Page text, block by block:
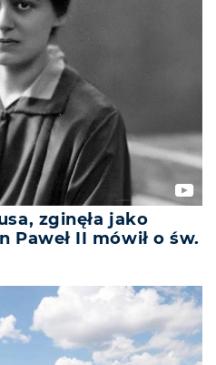
zginęła jako
Paweł II mówił o św.